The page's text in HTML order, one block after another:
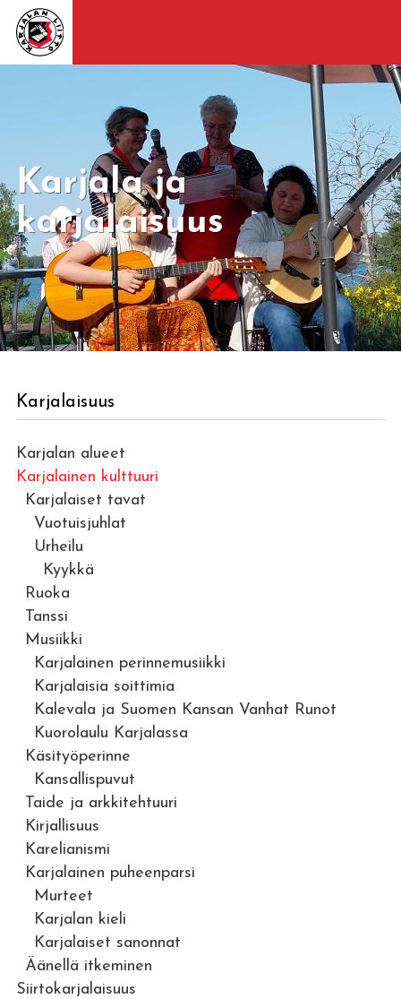
Karjala ja
karjalaisuus
Karjalaisuus
Karjalan alueet
Karjalainen kulttuuri
Karjalaiset tavat
Vuotuisjuhlat
Urheilu
Kyykkä
Ruoka
Tanssi
Musiikki
Karjalainen perinnemusiikki
Karjalaisia soittimia
Kalevala ja Suomen Kansan Vanhat Runot
Kuorolaulu Karjalassa
Käsityöperinne
Kansallispuvut
Taide ja arkkitehtuuri
Kirjallisuus
Karelianismi
Karjalainen puheenparsi
Murteet
Karjalan kieli
Karjalaiset sanonnat
Äänellä itkeminen
Siirtokarjalaisuus